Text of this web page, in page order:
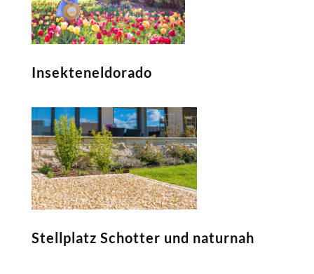
Insekteneldorado
Stellplatz Schotter und naturnah